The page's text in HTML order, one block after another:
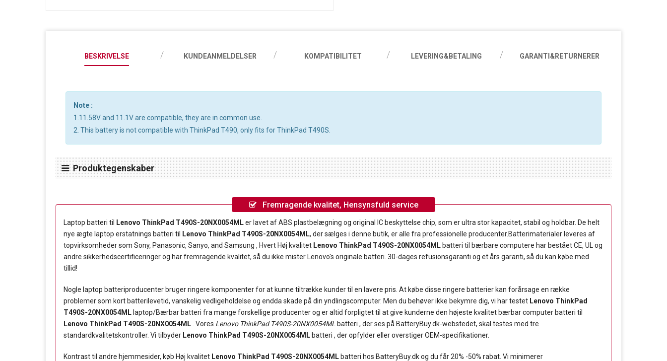
BESKRIVELSE KUNDEANMELDELSER KOMPATIBILITET LEVERING&BETALING GARANTI&RETURNERER
Note :
1.11.58V and 11.1V are compatible, they are in common use.
2. This battery is not compatible with ThinkPad T490, only fits for ThinkPad T490S.
Produktegenskaber
Fremragende kvalitet, Hensynsfuld service
Laptop batteri til Lenovo ThinkPad T490S-20NX0054MLer lavet af ABS plastbelægning og original IC beskyttelse chip, som er ultra stor kapacitet, stabil og holdbar. De helt
nye ægte laptop erstatnings batteri til
Lenovo ThinkPad T490S-20NX0054ML, der sælges i denne butik, er alle fra professionelle producenter.Batterimaterialer leveres af
topvirksomheder som Sony, Panasonic, Sanyo, and Samsung , Hvert Høj kvalitet Lenovo ThinkPad T490S-20NX0054ML batteri til bærbare computere har bestået CE, UL og
andre sikkerhedscertificeringer og har fremragende kvalitet, så du ikke mister Lenovo's originale batteri. 30-dages refusionsgaranti og et års garanti, så du kan købe med
tillid!
Nogle laptop batteriproducenter bruger ringere komponenter for at kunne tiltrække kunder til en lavere pris. At købe disse ringere batterier kan forårsage en række
problemer som kort batterilevetid, vanskelig vedligeholdelse og endda skade på din yndlingscomputer. Men du behøver ikke bekymre dig, vi har testet Lenovo ThinkPad
T490S-20NX0054ML laptop/Bærbar batteri fra mange forskellige producenter og er altid forpligtet til at give kunderne den højeste kvalitet bærbar computer batteri til
Lenovo ThinkPad T490S-20NX0054ML . Vores Lenovo ThinkPad T490S-20NX0054ML batteri , der ses på BatteryBuy.dk-webstedet, skal testes med tre
standardkvalitetskontroller. Vi tilbyder Lenovo ThinkPad T490S-20NX0054ML batteri , der opfylder eller overstiger OEM-specifikationer.
Kontrast til andre hjemmesider, køb Høj kvalitet Lenovo ThinkPad T490S-20NX0054ML batteri hos BatteryBuy.dk og du får 20% -50% rabat. Vi minimerer